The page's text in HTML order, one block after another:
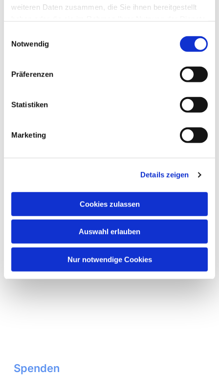
weiteren Daten zusammen, die Sie ihnen bereitgestellt
Notwendig
Präferenzen
Statistiken
Marketing
Details zeigen
Cookies zulassen
Auswahl erlauben
Nur notwendige Cookies
Spenden